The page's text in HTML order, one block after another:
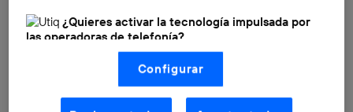
¿Quieres activar la tecnología impulsada por
las operadoras de telefonía?
Nosotros, Telefónica S.A., utilizamos la tecnología Utiq para
realizar nuestras acciones de marketing digital o análisis
(como se describe en este aviso de consentimiento)
basadas en tu navegación en nuestra(s) web(s)
Configurar